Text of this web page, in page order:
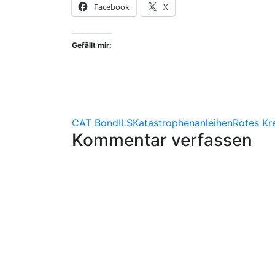
Facebook X
Gefällt mir:
CAT BondILSKatastrophenanleihenRotes
Kommentar verfassen